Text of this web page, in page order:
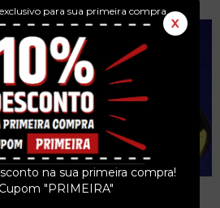
para sua primeira compra.
X
na sua primeira compra!
"PRIMEIRA"
GILBERTO GIL - AO VIVO EM